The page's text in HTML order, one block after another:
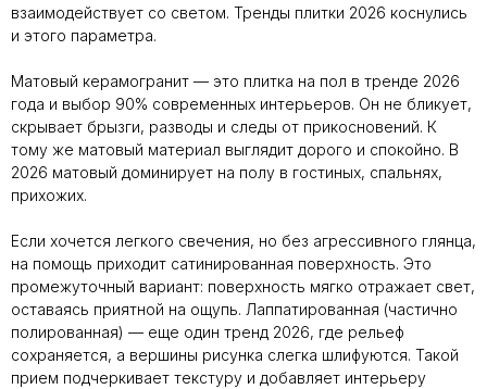
взаимодействует со светом. Тренды плитки 2026 коснулись
и этого параметра.
Матовый керамогранит — это плитка на пол в тренде 2026
года и выбор 90% современных интерьеров. Он не бликует,
скрывает брызги, разводы и следы от прикосновений. К
тому же матовый материал выглядит дорого и спокойно. В
2026 матовый доминирует на полу в гостиных, спальнях,
прихожих.
Если хочется легкого свечения, но без агрессивного глянца,
на помощь приходит сатинированная поверхность. Это
промежуточный вариант: поверхность мягко отражает свет,
оставаясь приятной на ощупь. Лаппатированная (частично
полированная) — еще один тренд 2026, где рельеф
сохраняется, а вершины рисунка слегка шлифуются. Такой
прием подчеркивает текстуру и добавляет интерьеру